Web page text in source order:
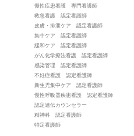
慢性疾患看護 専門看護師
救急看護 認定看護師
皮膚・排泄ケア 認定看護師
集中ケア 認定看護師
緩和ケア 認定看護師
がん化学療法看護 認定看護師
感染管理 認定看護師
不妊症看護 認定看護師
新生児集中ケア 認定看護師
慢性呼吸器疾患看護 認定看護師
認定遺伝カウンセラー
精神科 認定看護師
特定看護師